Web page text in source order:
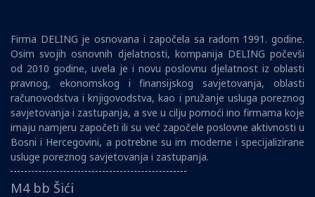
Firma DELING je osnovana i započela sa radom 1991. godine.
Osim svojih osnovnih djelatnosti, kompanija DELING počevši
od 2010 godine, uvela je i novu poslovnu djelatnost iz oblasti
pravnog, ekonomskog i finansijskog savjetovanja, oblasti
računovodstva i knjigovodstva, kao i pružanje usluga poreznog
savjetovanja i zastupanja, a sve u cilju pomoći ino firmama koje
imaju namjeru započeti ili su već započele poslovne aktivnosti u
Bosni i Hercegovini, a potrebne su im moderne i specijalizirane
usluge poreznog savjetovanja i zastupanja.
M4 bb Šići